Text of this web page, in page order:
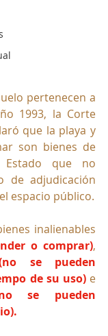
pertenecen a
1993, la Corte
que la playa y
son bienes de
que no
de adjudicación
espacio público.
o comprar),
se pueden
de su uso) e
se pueden